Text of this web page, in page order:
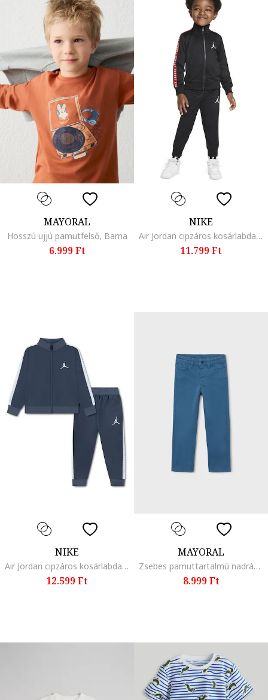
MAYORAL
Hosszú ujjú pamutfelső, Barna
6.999 Ft
NIKE
Air Jordan cipzáros kosárlabda szabadidőruha, Piros/Fekete/Fehér
11.799 Ft
NIKE
Air Jordan cipzáros kosárlabda szabadidőruha, Pasztellkék/Sötétkék
12.599 Ft
MAYORAL
Zsebes pamuttartalmú nadrág, Kobaltkék
8.999 Ft